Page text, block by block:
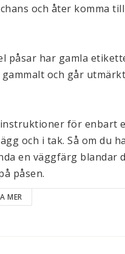
och åter komma
påsar har gamla
och går
för enbart
och i tak. Så om du
en väggfärg blandar
påsen.
MER